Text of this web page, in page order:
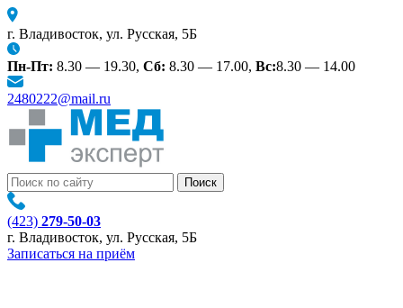
г. Владивосток, ул. Русская, 5Б
Пн-Пт: 8.30 — 19.30, Сб: 8.30 — 17.00, Вс:8.30 — 14.00
2480222@mail.ru
(423) 279-50-03
г. Владивосток, ул. Русская, 5Б
Записаться на приём